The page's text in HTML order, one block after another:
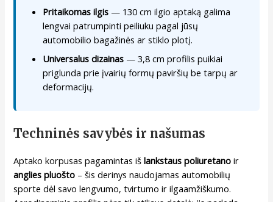
Pritaikomas ilgis — 130 cm ilgio aptaką galima
lengvai patrumpinti peiliuku pagal jūsų
automobilio bagažinės ar stiklo plotį.
Universalus dizainas — 3,8 cm profilis puikiai
priglunda prie įvairių formų paviršių be tarpų ar
deformacijų.
Techninės savybės ir našumas
Aptako korpusas pagamintas išlankstaus poliuretano ir
anglies pluošto – šis derinys naudojamas automobilių
sporte dėl savo lengvumo, tvirtumo ir ilgaamžiškumo.